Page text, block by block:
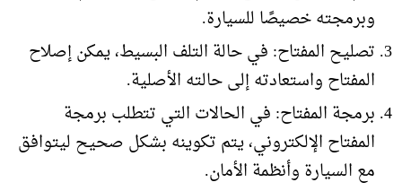
وبرمجته خصيصًا للسيارة.
تصليح المفتاح: في حالة التلف البسيط، يمكن إصلاح
المفتاح واستعادته إلى حالته الأصلية.
برمجة المفتاح: في الحالات التي تتطلب برمجة
المفتاح الإلكتروني، يتم تكوينه بشكل صحيح ليتوافق
مع السيارة وأنظمة الأمان.